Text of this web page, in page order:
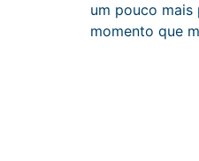
um pouco mais
momento que